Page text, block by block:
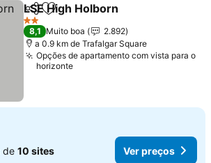
PartilharAdicionar aos favoritos
LSE High Holborn
2 Estrelas
8,1 Muito boa
2.892
a 0.9 km de Trafalgar Square
Opções de apartamento com vista para o
horizonte
de 10 sites Ver preços